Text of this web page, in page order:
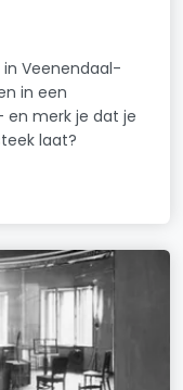
Veenendaal-
in een
merk je dat je
laat?